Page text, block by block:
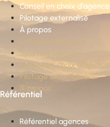
Conseil en choix d’agence
Pilotage externalisé
À propos
Sparring partner
Conseil en choix d’agence
Pilotage externalisé
À propos
Référentiel
Référentiel agences